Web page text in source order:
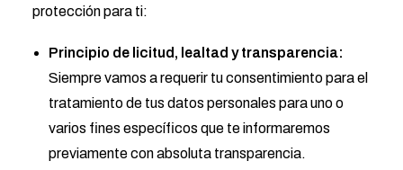
protección para ti:
Principio de licitud, lealtad y transparencia:
Siempre vamos a requerir tu consentimiento para el
tratamiento de tus datos personales para uno o
varios fines específicos que te informaremos
previamente con absoluta transparencia.